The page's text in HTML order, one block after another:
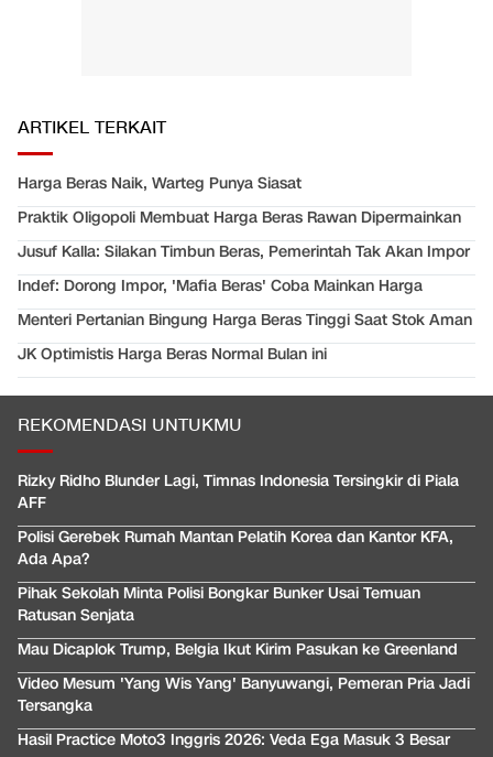
ARTIKEL TERKAIT
Harga Beras Naik, Warteg Punya Siasat
Praktik Oligopoli Membuat Harga Beras Rawan Dipermainkan
Jusuf Kalla: Silakan Timbun Beras, Pemerintah Tak Akan Impor
Indef: Dorong Impor, 'Mafia Beras' Coba Mainkan Harga
Menteri Pertanian Bingung Harga Beras Tinggi Saat Stok Aman
JK Optimistis Harga Beras Normal Bulan ini
REKOMENDASI UNTUKMU
Rizky Ridho Blunder Lagi, Timnas Indonesia Tersingkir di Piala
AFF
Polisi Gerebek Rumah Mantan Pelatih Korea dan Kantor KFA,
Ada Apa?
Pihak Sekolah Minta Polisi Bongkar Bunker Usai Temuan
Ratusan Senjata
Mau Dicaplok Trump, Belgia Ikut Kirim Pasukan ke Greenland
Video Mesum 'Yang Wis Yang' Banyuwangi, Pemeran Pria Jadi
Tersangka
Hasil Practice Moto3 Inggris 2026: Veda Ega Masuk 3 Besar